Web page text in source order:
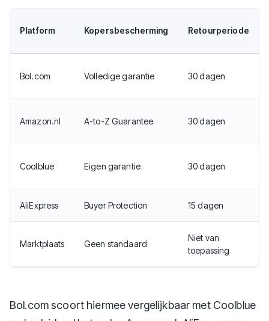
Platform Kopersbescherming Retourperiode
Bol.com Volledige garantie 30 dagen
Amazon.nl A-to-Z Guarantee 30 dagen
Coolblue Eigen garantie 30 dagen
AliExpress Buyer Protection 15 dagen
Marktplaats Geen standaard
Niet van
toepassing
Bol.com scoort hiermee vergelijkbaar met Coolblue